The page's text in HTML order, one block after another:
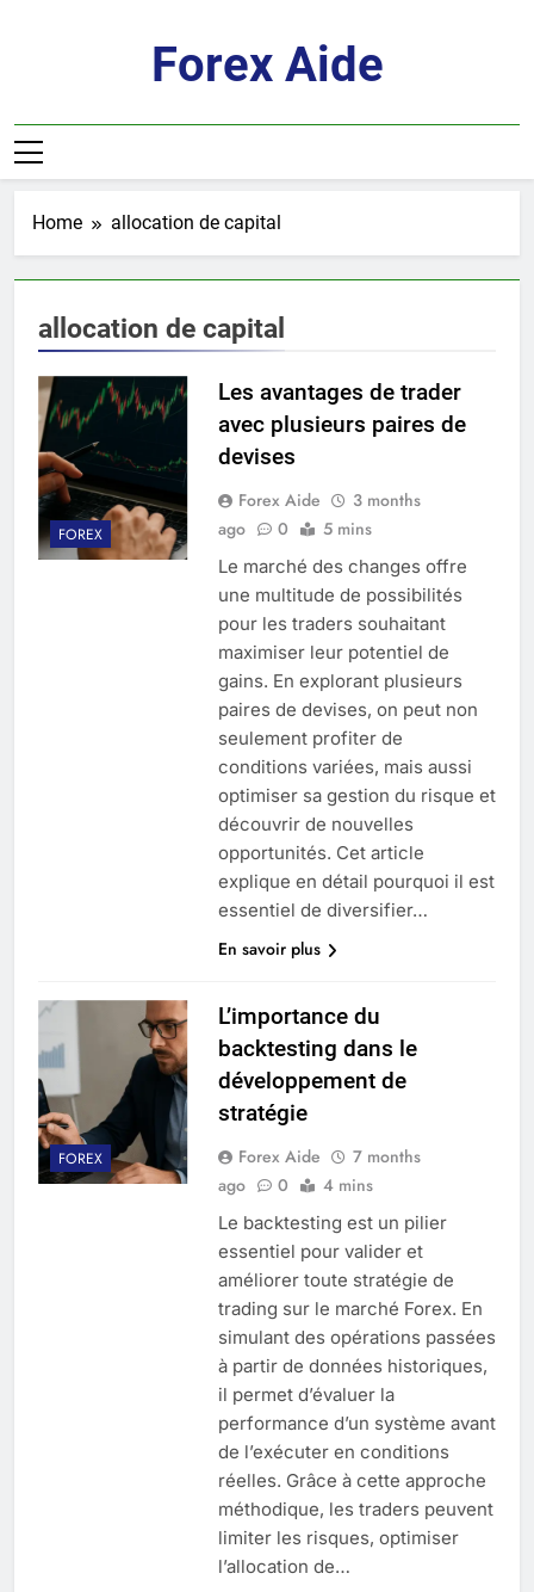
Forex Aide
Home allocation de capital
allocation de capital
FOREX
Les avantages de trader
avec plusieurs paires de
devises
Forex Aide
3 months
ago
0 5 mins
Le marché des changes offre
une multitude de possibilités
pour les traders souhaitant
maximiser leur potentiel de
gains. En explorant plusieurs
paires de devises, on peut non
seulement profiter de
conditions variées, mais aussi
optimiser sa gestion du risque et
découvrir de nouvelles
opportunités. Cet article
explique en détail pourquoi il est
essentiel de diversifier…
En savoir plus
FOREX
L’importance du
backtesting dans le
développement de
stratégie
Forex Aide
7 months
ago
0 4 mins
Le backtesting est un pilier
essentiel pour valider et
améliorer toute stratégie de
trading sur le marché Forex. En
simulant des opérations passées
à partir de données historiques,
il permet d’évaluer la
performance d’un système avant
de l’exécuter en conditions
réelles. Grâce à cette approche
méthodique, les traders peuvent
limiter les risques, optimiser
l’allocation de…